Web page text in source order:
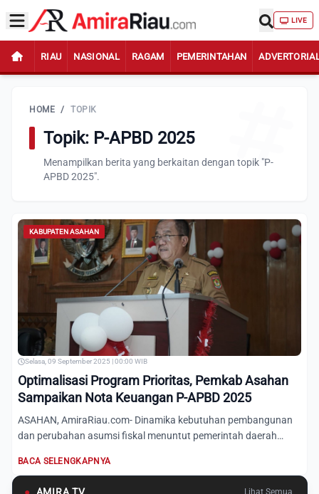
LIVE
RIAU NASIONAL RAGAM PEMERINTAHAN
HOME / TOPIK
Topik: P-APBD 2025
Menampilkan berita yang berkaitan dengan topik "P-
APBD 2025".
KABUPATEN ASAHAN
Selasa, 09 September 2025 | 00:00 WIB
Optimalisasi Program Prioritas, Pemkab Asahan
Sampaikan Nota Keuangan P-APBD 2025
ASAHAN, AmiraRiau.com- Dinamika kebutuhan pembangunan
dan perubahan asumsi fiskal menuntut pemerintah daerah
BACA SELENGKAPNYA
Lihat Semua